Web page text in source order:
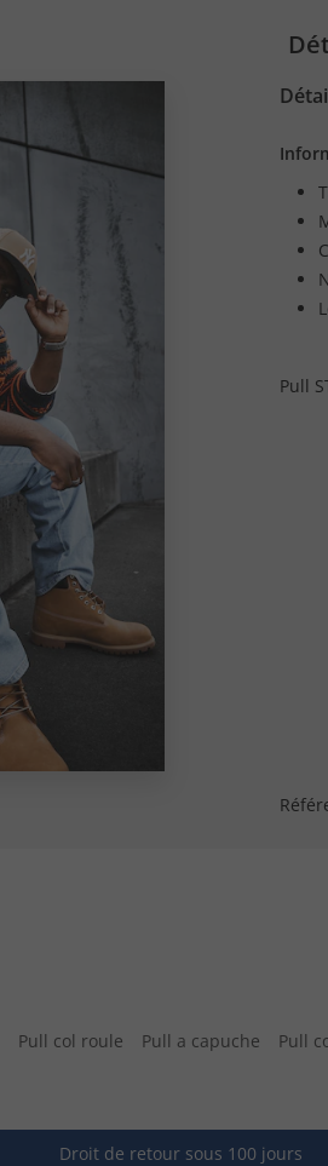
Pull
Pull col roule Pull a capuche Pull
Droit de retour sous 100 jours